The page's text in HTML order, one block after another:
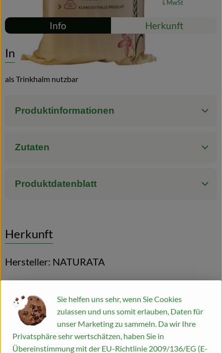
Blog
3,29 €/ 500 g 6,58 €/ 1kg 7% MwSt
Rezepte
Info Herkunft
Entdecke passende Rezepte
Info
als Trinkhalm nutzbar
Produktinformationen
Zutaten
Produktdatenblatt
Herkunft
Hersteller: NATURATA
Naturata AG
Sie helfen uns sehr, wenn Sie Cookies
zulassen und uns somit erlauben, Daten für
unser Marketing zu sammeln. Da wir Ihre
Privatsphäre sehr wertschätzen, haben Sie in
Übereinstimmung mit der EU-Richtlinie 2009/136/EG (E-